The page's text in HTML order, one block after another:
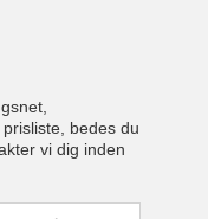
bedes du
vi dig inden